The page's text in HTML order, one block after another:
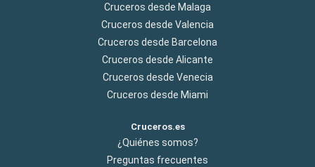
Cruceros desde Malaga
Cruceros desde Valencia
Cruceros desde Barcelona
Cruceros desde Alicante
Cruceros desde Venecia
Cruceros desde Miami
Cruceros.es
¿Quiénes somos?
Preguntas frecuentes